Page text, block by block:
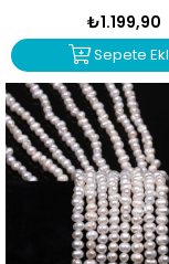
₺1.199,90
Sepete